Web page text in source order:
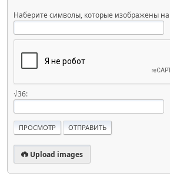
Наберите символы, которые изображены на
√36:
Upload images